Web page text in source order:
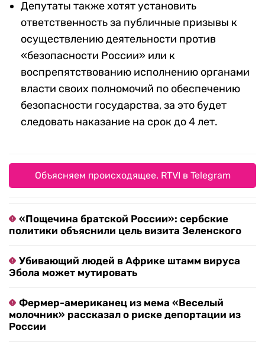
Депутаты также хотят установить
ответственность за публичные призывы к
осуществлению деятельности против
«безопасности России» или к
воспрепятствованию исполнению органами
власти своих полномочий по обеспечению
безопасности государства, за это будет
следовать наказание на срок до 4 лет.
Объясняем происходящее. RTVI в Telegram
«Пощечина братской России»: сербские
политики объяснили цель визита Зеленского
Убивающий людей в Африке штамм вируса
Эбола может мутировать
Фермер-американец из мема «Веселый
молочник» рассказал о риске депортации из
России